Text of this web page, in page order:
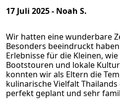
17 Juli 2025 - Noah S.
Wir hatten eine wunderbare
Besonders beeindruckt
Erlebnisse für die Kleinen,
Bootstouren und lokale
konnten wir als Eltern die
kulinarische Vielfalt
perfekt geplant und sehr